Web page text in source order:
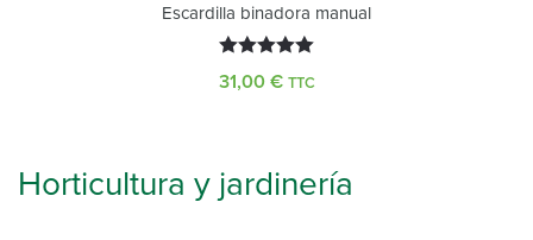
Escardilla binadora manual
31,00 € TTC
Horticultura y jardinería